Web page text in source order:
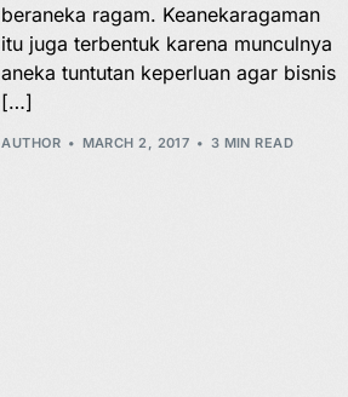
beraneka ragam. Keanekaragaman
itu juga terbentuk karena munculnya
aneka tuntutan keperluan agar bisnis
[…]
AUTHOR MARCH 2, 2017 3 MIN READ